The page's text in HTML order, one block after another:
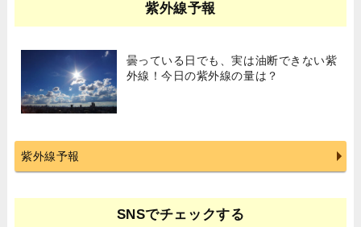
紫外線予報
曇っている日でも、実は油断できない紫
外線！今日の紫外線の量は？
紫外線予報
SNSでチェックする